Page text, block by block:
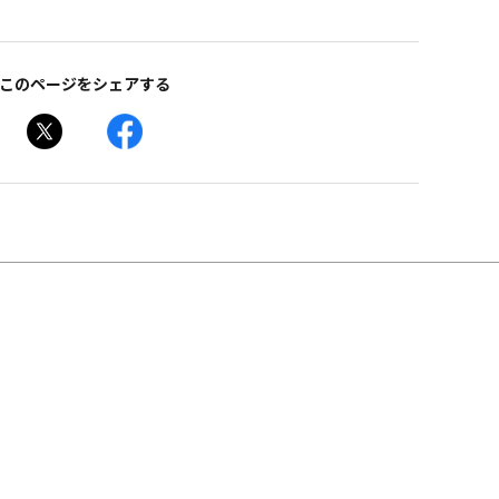
このページをシェアする